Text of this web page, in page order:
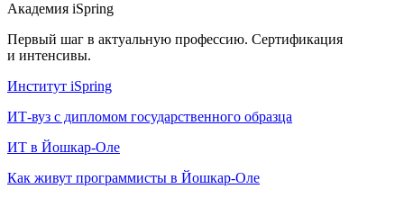
Академия iSpring
Первый шаг в актуальную профессию. Сертификация
и интенсивы.
Институт iSpring
ИТ-вуз с дипломом государственного образца
ИТ в Йошкар-Оле
Как живут программисты в Йошкар‑Оле